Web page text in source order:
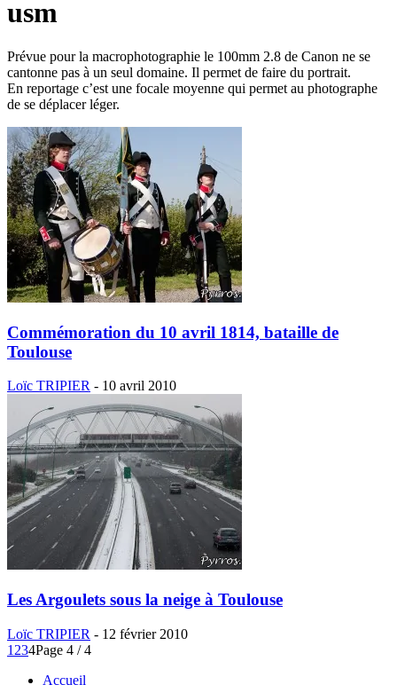
usm
Prévue pour la macrophotographie le 100mm 2.8 de Canon ne se
cantonne pas à un seul domaine. Il permet de faire du portrait.
En reportage c’est une focale moyenne qui permet au photographe
de se déplacer léger.
Commémoration du 10 avril 1814, bataille de
Toulouse
Loïc TRIPIER - 10 avril 2010
Les Argoulets sous la neige à Toulouse
Loïc TRIPIER - 12 février 2010
1 234Page 4 / 4
Accueil